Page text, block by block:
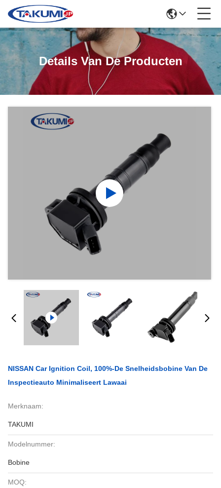
Details Van De Producten
NISSAN Car Ignition Coil, 100%-De Snelheidsbobine Van De
Inspectieauto Minimaliseert Lawaai
Merknaam:
TAKUMI
Modelnummer:
Bobine
MOQ: